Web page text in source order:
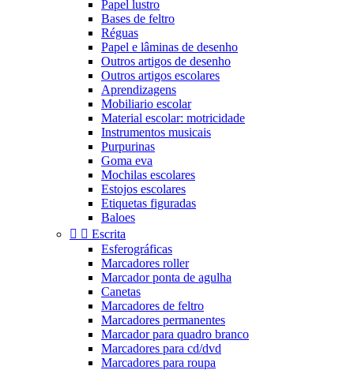
Papel lustro
Bases de feltro
Réguas
Papel e lâminas de desenho
Outros artigos de desenho
Outros artigos escolares
Aprendizagens
Mobiliario escolar
Material escolar: motricidade
Instrumentos musicais
Purpurinas
Goma eva
Mochilas escolares
Estojos escolares
Etiquetas figuradas
Baloes
  Escrita
Esferográficas
Marcadores roller
Marcador ponta de agulha
Canetas
Marcadores de feltro
Marcadores permanentes
Marcador para quadro branco
Marcadores para cd/dvd
Marcadores para roupa